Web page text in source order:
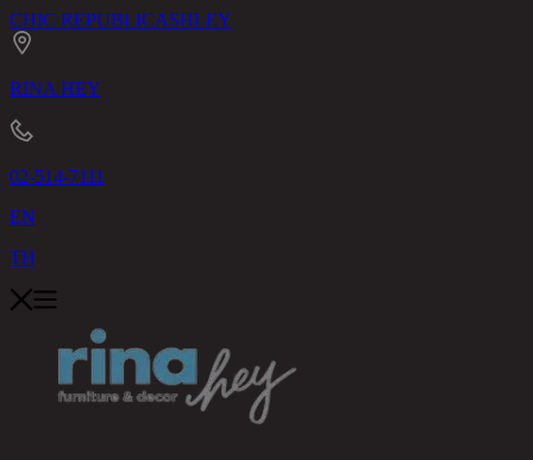
CHIC REPUBLICASHLEY
RINA HEY
02-514-7111
EN
TH